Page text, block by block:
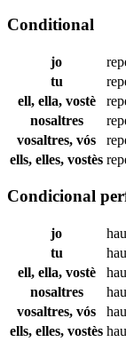
Conditional
jo
tu
ell, ella, vostè
nosaltres
vosaltres, vós
ells, elles, vostès
Condicional
jo
tu
ell, ella, vostè
nosaltres
vosaltres, vós
ells, elles, vostès